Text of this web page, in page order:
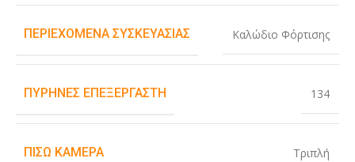
ΠΕΡΙΕΧΌΜΕΝΑ ΣΥΣΚΕΥΑΣΊΑΣ Καλώδιο Φόρτισης
ΠΥΡΉΝΕΣ ΕΠΕΞΕΡΓΑΣΤΉ 134
ΠΊΣΩ ΚΆΜΕΡΑ Τριπλή